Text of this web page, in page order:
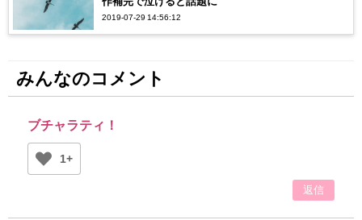
2019-07-29 14:56:12
みんなのコメント
ブチャラティ！
1+
返信